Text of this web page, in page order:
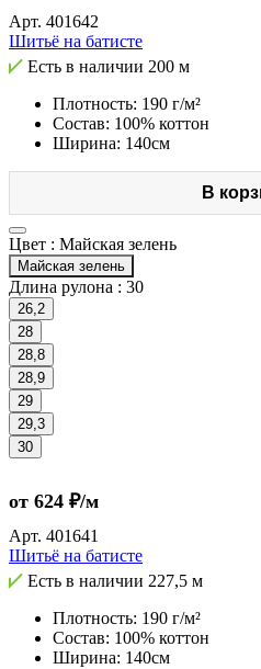
Арт. 401642
Шитьё на батисте
Есть в наличии 200 м
Плотность: 190 г/м²
Состав: 100% коттон
Ширина: 140см
В
Цвет : Майская зелень
Майская зелень
Длина рулона : 30
26,2
28
28,8
28,9
29
29,3
30
от 624 ₽/м
Арт. 401641
Шитьё на батисте
Есть в наличии 227,5 м
Плотность: 190 г/м²
Состав: 100% коттон
Ширина: 140см